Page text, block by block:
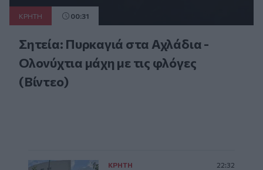
ΚΡΗΤΗ 00:31
Σητεία: Πυρκαγιά στα Αχλάδια -
Ολονύχτια μάχη με τις φλόγες
(Βίντεο)
ΚΡΗΤΗ 22:32